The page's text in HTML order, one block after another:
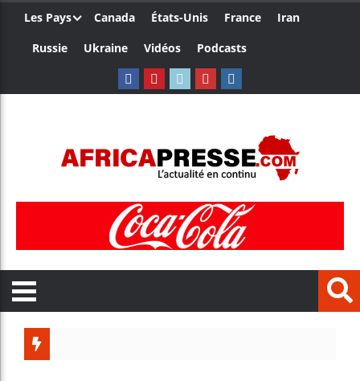
Les Pays Canada États-Unis France
Iran
Russie
Ukraine Vidéos Podcasts